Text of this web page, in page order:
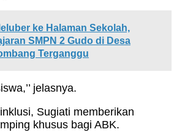
ke Halaman Sekolah,
SMPN 2 Gudo di Desa
Terganggu
jelasnya.
Sugiati memberikan
khusus bagi ABK.